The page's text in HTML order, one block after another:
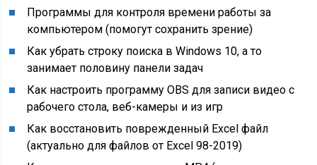
Программы для контроля времени работы за
компьютером (помогут сохранить зрение)
Как убрать строку поиска в Windows 10, а то
занимает половину панели задач
Как настроить программу OBS для записи видео с
рабочего стола, веб-камеры и из игр
Как восстановить поврежденный Excel файл
(актуально для файлов от Excel 98-2019)